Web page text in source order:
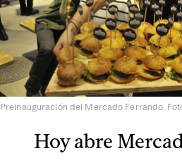
Preinauguración del Mercado Ferrando.
Hoy abre